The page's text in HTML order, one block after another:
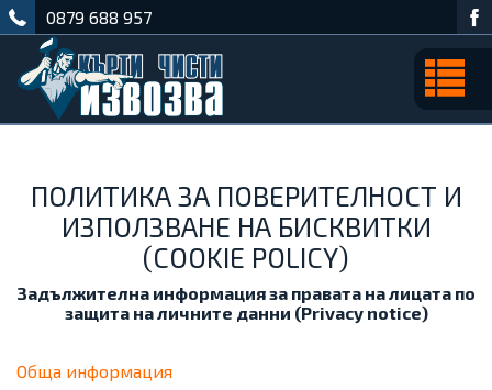
0879 688 957
ПОЛИТИКА ЗА ПОВЕРИТЕЛНОСТ И
ИЗПОЛЗВАНЕ НА БИСКВИТКИ
(COOKIE POLICY)
Задължителна информация за правата на лицата по
защита на личните данни (Privacy notice)
Обща информация